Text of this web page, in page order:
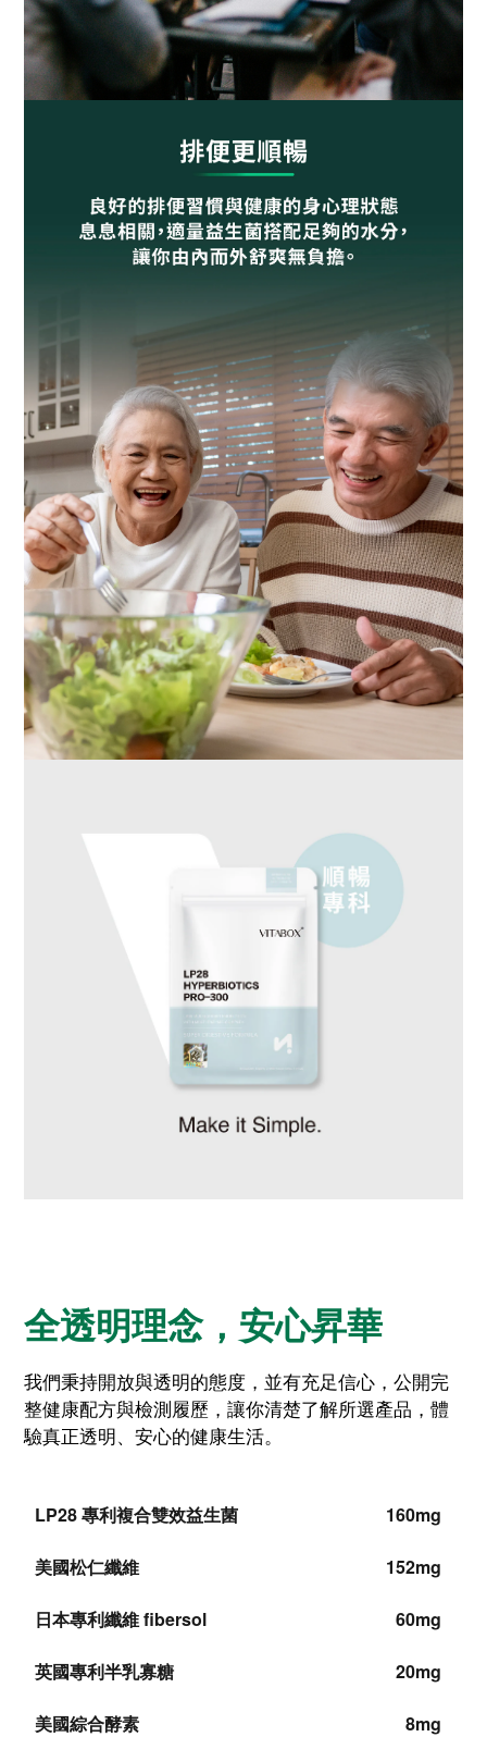
全透明理念，安心昇華
我們秉持開放與透明的態度，並有充足信心，公開完
整健康配方與檢測履歷，讓你清楚了解所選產品，體
驗真正透明、安心的健康生活。
LP28 專利複合雙效益生菌
美國松仁纖維
日本專利纖維 fibersol
英國專利半乳寡糖
美國綜合酵素
160mg
152mg
60mg
20mg
8mg